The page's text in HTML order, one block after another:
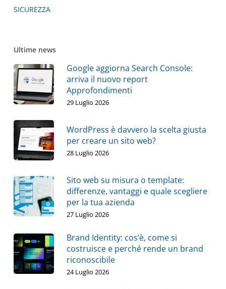
SICUREZZA
Ultime news
Google aggiorna Search Console:
arriva il nuovo report
Approfondimenti
29 Luglio 2026
WordPress è davvero la scelta giusta
per creare un sito web?
28 Luglio 2026
Sito web su misura o template:
differenze, vantaggi e quale scegliere
per la tua azienda
27 Luglio 2026
Brand Identity: cos’è, come si
costruisce e perché rende un brand
riconoscibile
24 Luglio 2026